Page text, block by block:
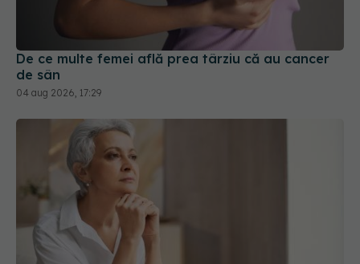
De ce multe femei află prea târziu că au cancer
de sân
04 aug 2026, 17:29